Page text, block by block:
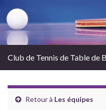
Club de Tennis de Table de
Retour à Les équipes